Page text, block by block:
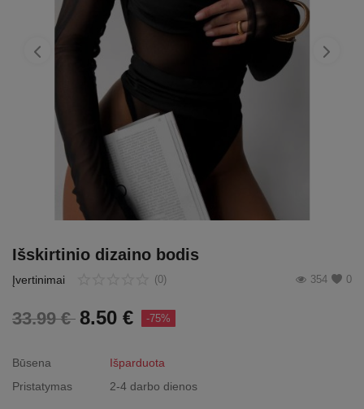
INFORMACIJA KLIENTAMS
Išskirtinio dizaino bodis
Įvertinimai (0) 0
354
33.99€ 8.50 € -75%
Būsena
Išparduota
Pristatymas
2-4 darbo dienos